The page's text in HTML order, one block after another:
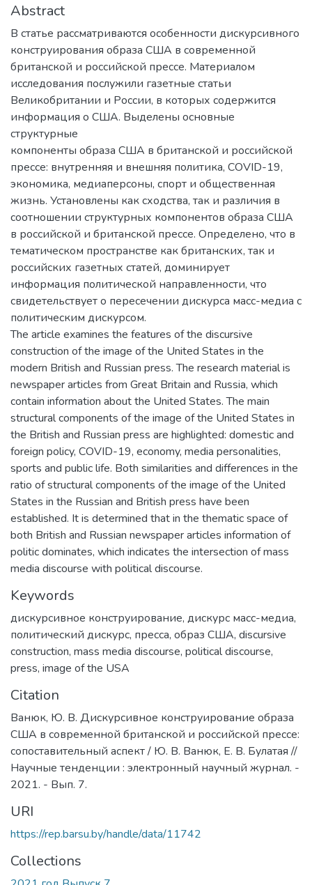
Abstract
В статье рассматриваются особенности дискурсивного
конструирования образа США в современной
британской и российской прессе. Материалом
исследования послужили газетные статьи
Великобритании и России, в которых содержится
информация о США. Выделены основные
структурные
компоненты образа США в британской и российской
прессе: внутренняя и внешняя политика, COVID-19,
экономика, медиаперсоны, спорт и общественная
жизнь. Установлены как сходства, так и различия в
соотношении структурных компонентов образа США
в российской и британской прессе. Определено, что в
тематическом пространстве как британских, так и
российских газетных статей, доминирует
информация политической направленности, что
свидетельствует о пересечении дискурса масс-медиа с
политическим дискурсом.
The article examines the features of the discursive
construction of the image of the United States in the
modern British and Russian press. The research material is
newspaper articles from Great Britain and Russia, which
contain information about the United States. The main
structural components of the image of the United States in
the British and Russian press are highlighted: domestic and
foreign policy, COVID-19, economy, media personalities,
sports and public life. Both similarities and differences in the
ratio of structural components of the image of the United
States in the Russian and British press have been
established. It is determined that in the thematic space of
both British and Russian newspaper articles information of
politic dominates, which indicates the intersection of mass
media discourse with political discourse.
Keywords
дискурсивное конструирование, дискурс масс-медиа,
политический дискурс, пресса, образ США, discursive
construction, mass media discourse, political discourse,
press, image of the USA
Citation
Ванюк, Ю. В. Дискурсивное конструирование образа
США в современной британской и российской прессе:
сопоставительный аспект / Ю. В. Ванюк, Е. В. Булатая //
Научные тенденции : электронный научный журнал. -
2021. - Вып. 7.
URI
https://rep.barsu.by/handle/data/11742
Collections